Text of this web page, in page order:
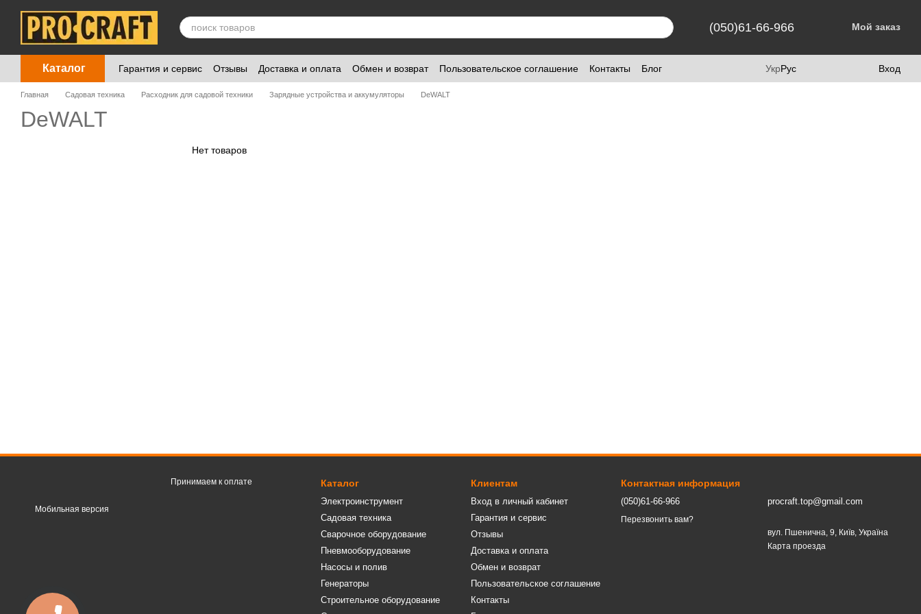
Перейти к основному контенту
(050)61-66-966 Мой заказ
Каталог Гарантия и сервис Отзывы Доставка и оплата Обмен и возврат Пользовательское соглашение Контакты Блог УкрРус Вход
Главная Садовая техника Расходник для садовой техники Зарядные устройства и аккумуляторы DeWALT
DeWALT
Нет товаров
Мобильная версия
Принимаем к оплате Каталог
Электроинструмент
Садовая техника
Сварочное оборудование
Пневмооборудование
Насосы и полив
Генераторы
Строительное оборудование
Клиентам
Вход в личный кабинет
Гарантия и сервис
Отзывы
Доставка и оплата
Обмен и возврат
Пользовательское соглашение
Контакты
Контактная информация
(050)61-66-966
Перезвонить вам?
procraft.top@gmail.com
вул. Пшенична, 9, Київ, Україна
Карта проезда